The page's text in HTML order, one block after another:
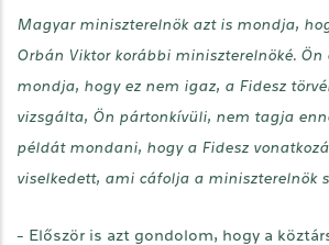
Magyar miniszterelnök azt is mondja,
Orbán Viktor korábbi miniszterelnöké. Ön
mondja, hogy ez nem igaz, a Fidesz
vizsgálta, Ön pártonkívüli, nem tagja
példát mondani, hogy a Fidesz
viselkedett, ami cáfolja a miniszterelnök
- Először is azt gondolom, hogy a